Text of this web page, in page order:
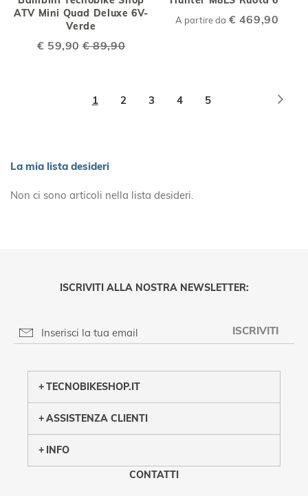
ATV Mini Quad Deluxe 6V-
Verde
Special
€ 59,90 € 89,90
A partire da € 469,90
Pagina
Attualmente
la
1 Pagina
2 Pagina
3 Pagina
4 Pagina
5
La mia lista desideri
Non ci sono articoli nella lista desideri.
ISCRIVITI ALLA NOSTRA NEWSLETTER:
PRIVACY POLICY
ISCRIVITI
TECNOBIKESHOP.IT
ASSISTENZA CLIENTI
INFO
CONTATTI